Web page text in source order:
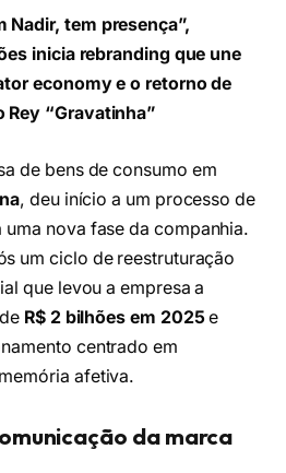
Nadir, tem presença”,
inicia rebranding que une
economy e o retorno de
Rey “Gravatinha”
de bens de consumo em
, deu início a um processo de
nova fase da companhia.
um ciclo de reestruturação
que levou a empresa a
R$ 2 bilhões em 2025e
centrado em
afetiva.
da marca